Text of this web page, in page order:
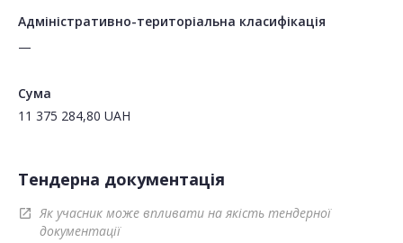
Адміністративно-територіальна класифікація
—
Сума
11 375 284,80 UAH
Тендерна документація
open_in_new
Як учасник може впливати на якість тендерної
документації